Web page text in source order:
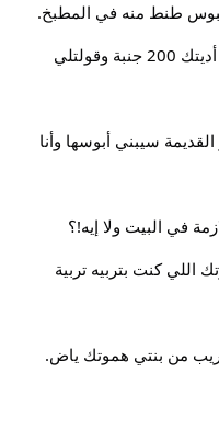
طنط منه في المطبخ.
شهاب بغيظ: أااااه ي بن الخباص مش أديتك 200 جنبة وقولتلي
سيبني أبوسها وأنا
في البيت ولا إيه!؟
كنت بتربيه تربية
من بنتي هموتك ياض.